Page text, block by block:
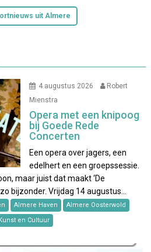
uit Almere
4 augustus 2026
Robert
Mienstra
Opera met een knipoog
bij Goede Rede
Concerten
Een opera over jagers, een
edelhert en een groepssessie.
maar juist dat maakt ‘De
bijzonder. Vrijdag 14 augustus…
Almere Haven
Almere Oosterwold
Kunst en Cultuur